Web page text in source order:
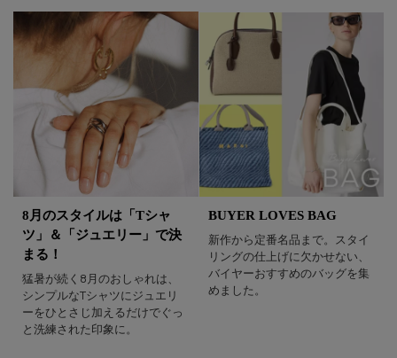
8月のスタイルは「Tシャ
ツ」＆「ジュエリー」で決
まる！
猛暑が続く8月のおしゃれは、
シンプルなTシャツにジュエリ
ーをひとさじ加えるだけでぐっ
と洗練された印象に。
BUYER LOVES BAG
新作から定番名品まで。スタイ
リングの仕上げに欠かせない、
バイヤーおすすめのバッグを集
めました。